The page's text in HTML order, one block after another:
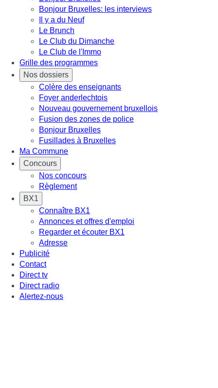
Bonjour Bruxelles: les interviews
Il y a du Neuf
Le Brunch
Le Club du Dimanche
Le Club de l'Immo
Grille des programmes
Nos dossiers
Colère des enseignants
Foyer anderlechtois
Nouveau gouvernement bruxellois
Fusion des zones de police
Bonjour Bruxelles
Fusillades à Bruxelles
Ma Commune
Concours
Nos concours
Règlement
BX1
Connaître BX1
Annonces et offres d'emploi
Regarder et écouter BX1
Adresse
Publicité
Contact
Direct tv
Direct radio
Alertez-nous